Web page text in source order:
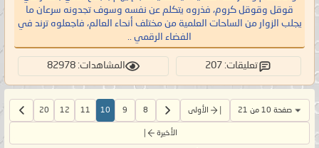
قوقل وقوقل كروم، فذروه يتكلم عن نفسه وسوف تجدونه سرعان ما
يجلب الزوار من الساحات العلمية من مختلف أنحاء العالم، فاجعلوه ترند في
الفضاء الرقمي ..
تعليقات: 207 المشاهدات: 82978
صفحة 10 من 21 الأولى 8
9
10
11
12
20
الأخيرة